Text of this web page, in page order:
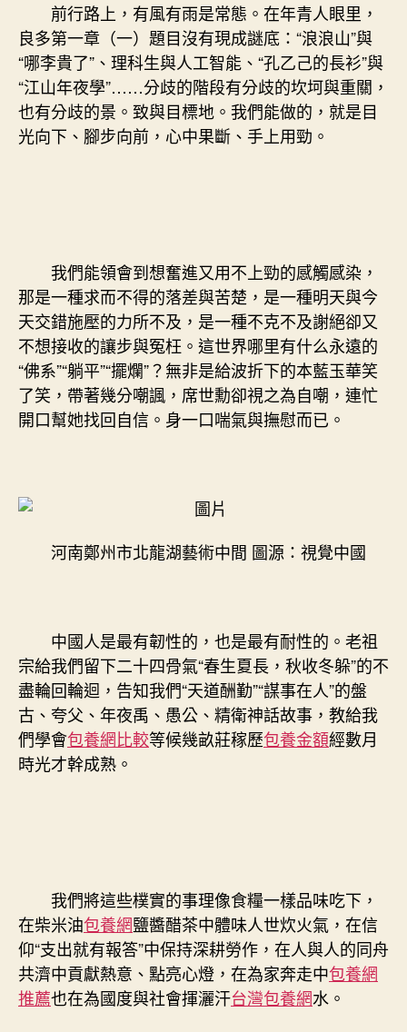
前行路上，有風有雨是常態。在年青人眼里，
良多第一章（一）題目沒有現成謎底：“浪浪山”與
“哪李貴了”、理科生與人工智能、“孔乙己的長衫”與
“江山年夜學”……分歧的階段有分歧的坎坷與重關，
也有分歧的景。致與目標地。我們能做的，就是目
光向下、腳步向前，心中果斷、手上用勁。
我們能領會到想奮進又用不上勁的感觸感染，
那是一種求而不得的落差與苦楚，是一種明天與今
天交錯施壓的力所不及，是一種不克不及謝絕卻又
不想接收的讓步與冤枉。這世界哪里有什么永遠的
“佛系”“躺平”“擺爛”？無非是給波折下的本藍玉華笑
了笑，帶著幾分嘲諷，席世勳卻視之為自嘲，連忙
開口幫她找回自信。身一口喘氣與撫慰而已。
河南鄭州市北龍湖藝術中間 圖源：視覺中國
中國人是最有韌性的，也是最有耐性的。老祖
宗給我們留下二十四骨氣“春生夏長，秋收冬躲”的不
盡輪回輪迴，告知我們“天道酬勤”“謀事在人”的盤
古、夸父、年夜禹、愚公、精衛神話故事，教給我
們學會包養網比較等候幾畝莊稼歷包養金額經數月
時光才幹成熟。
我們將這些樸實的事理像食糧一樣品味吃下，
在柴米油包養網鹽醬醋茶中體味人世炊火氣，在信
仰“支出就有報答”中保持深耕勞作，在人與人的同舟
共濟中貢獻熱意、點亮心燈，在為家奔走中包養網
推薦也在為國度與社會揮灑汗台灣包養網水。